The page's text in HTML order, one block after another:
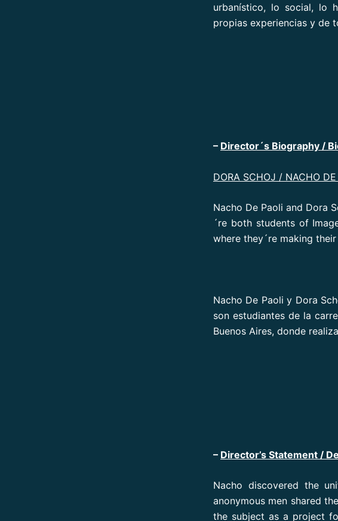
urbanístico, lo social, lo
propias experiencias y de
– Director´s Biography /
DORA SCHOJ / NACHO DE
Nacho De Paoli and Dora
´re both students of
where they´re making
Nacho De Paoli y Dora
son estudiantes de la
Buenos Aires, donde
– Director’s Statement /
Nacho discovered the
anonymous men shared
the subject as a project